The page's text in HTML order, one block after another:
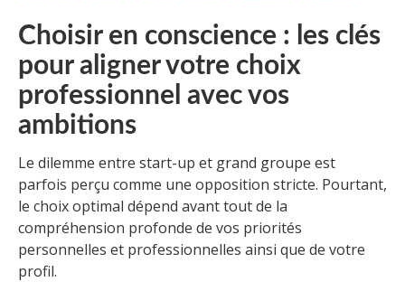
Choisir en conscience : les clés
pour aligner votre choix
professionnel avec vos
ambitions
Le dilemme entre start-up et grand groupe est
parfois perçu comme une opposition stricte. Pourtant,
le choix optimal dépend avant tout de la
compréhension profonde de vos priorités
personnelles et professionnelles ainsi que de votre
profil.